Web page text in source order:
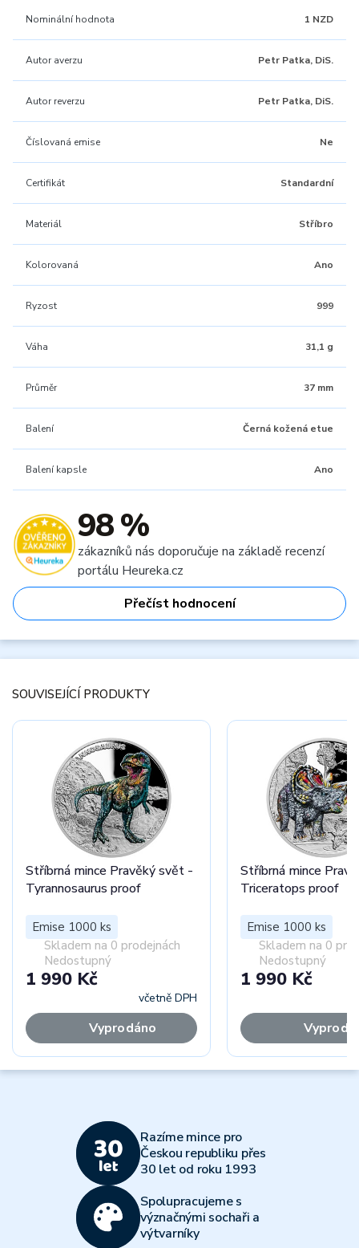
Nominální hodnota 1 NZD
Autor averzu Petr Patka, DiS.
Autor reverzu Petr Patka, DiS.
Číslovaná emise Ne
Certifikát Standardní
Materiál Stříbro
Kolorovaná Ano
Ryzost 999
Váha 31,1 g
Průměr 37 mm
Balení Černá kožená etue
Balení kapsle Ano
98 %
zákazníků nás doporučuje na základě recenzí
portálu Heureka.cz
Přečíst hodnocení
SOUVISEJÍCÍ PRODUKTY
Stříbrná mince Pravěký svět -
Tyrannosaurus proof
Emise 1000 ks
Skladem na 0 prodejnách
Nedostupný
1 990 Kč
včetně DPH
Vyprodáno
Stříbrná mince
Triceratops proof
Emise 1000 ks
Skladem na 0
Nedostupný
1 990 Kč
Razíme mince pro
Českou republiku přes
30 let od roku 1993
Spolupracujeme s
význačnými sochaři a
výtvarníky